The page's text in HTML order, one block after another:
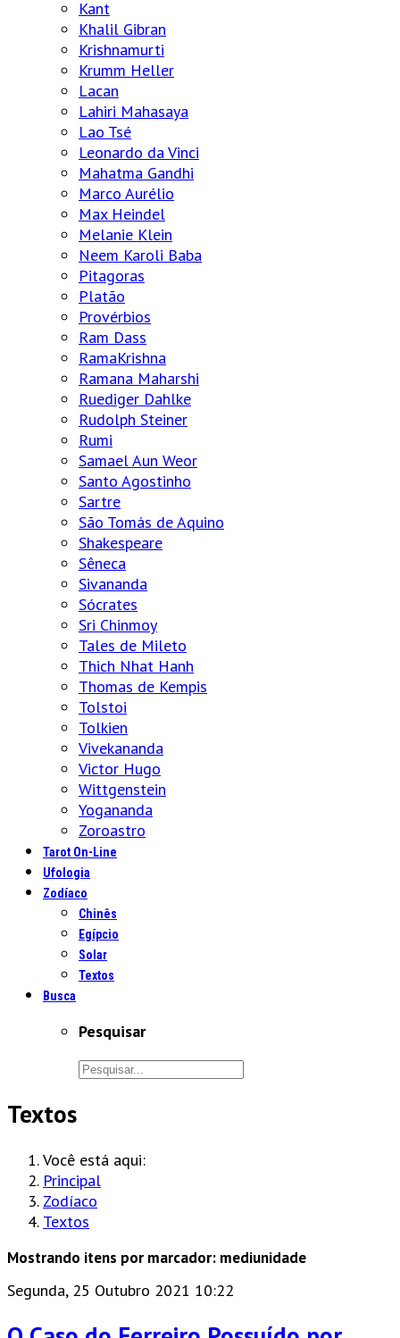
Kant
Khalil Gibran
Krishnamurti
Krumm Heller
Lacan
Lahiri Mahasaya
Lao Tsé
Leonardo da Vinci
Mahatma Gandhi
Marco Aurélio
Max Heindel
Melanie Klein
Neem Karoli Baba
Pitagoras
Platão
Provérbios
Ram Dass
RamaKrishna
Ramana Maharshi
Ruediger Dahlke
Rudolph Steiner
Rumi
Samael Aun Weor
Santo Agostinho
Sartre
São Tomás de Aquino
Shakespeare
Sêneca
Sivananda
Sócrates
Sri Chinmoy
Tales de Mileto
Thich Nhat Hanh
Thomas de Kempis
Tolstoi
Tolkien
Vivekananda
Victor Hugo
Wittgenstein
Yogananda
Zoroastro
Tarot On-Line
Ufologia
Zodíaco
Chinês
Egípcio
Solar
Textos
Busca
Pesquisar
Textos
Você está aqui:
Principal
Zodíaco
Textos
Mostrando itens por marcador: mediunidade
Segunda, 25 Outubro 2021 10:22